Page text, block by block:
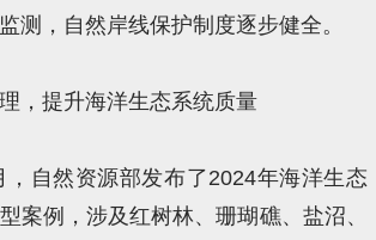
测，自然岸线保护制度逐步健全。
，提升海洋生态系统质量
，自然资源部发布了2024年海洋生态
案例，涉及红树林、珊瑚礁、盐沼、